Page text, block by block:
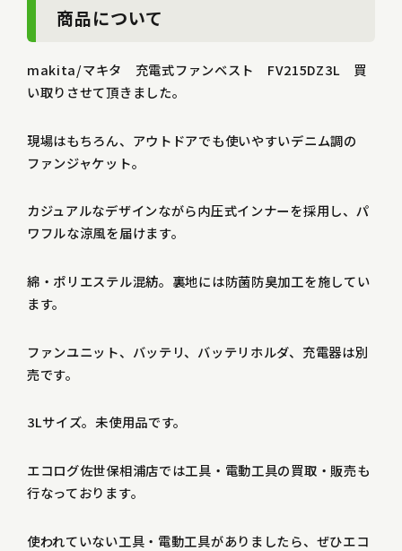
商品について
makita/マキタ 充電式ファンベスト FV215DZ3L 買
い取りさせて頂きました。
現場はもちろん、アウトドアでも使いやすいデニム調の
ファンジャケット。
カジュアルなデザインながら内圧式インナーを採用し、パ
ワフルな涼風を届けます。
綿・ポリエステル混紡。裏地には防菌防臭加工を施してい
ます。
ファンユニット、バッテリ、バッテリホルダ、充電器は別
売です。
3Lサイズ。未使用品です。
エコログ佐世保相浦店では工具・電動工具の買取・販売も
行なっております。
使われていない工具・電動工具がありましたら、ぜひエコ